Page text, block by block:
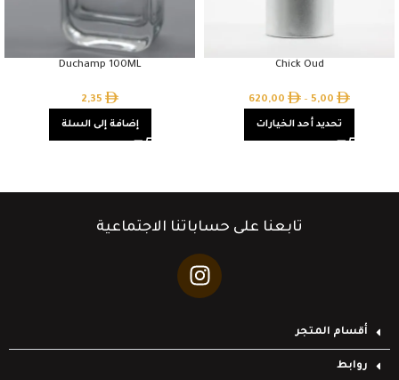
Chick Oud
5,00
–
620,00
تحديد أحد الخيارات
Duchamp 100ML
2,35
إضافة إلى السلة
تابعنا على حساباتنا الاجتماعية
أقسام المتجر
روابط